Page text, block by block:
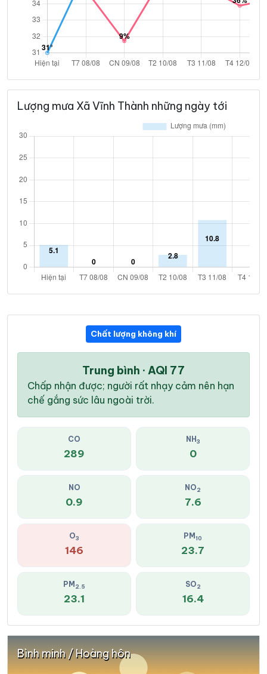
Lượng mưa Xã Vĩnh Thành những ngày tới
Chất lượng không khí
Trung bình · AQI 77
Chấp nhận được; người rất nhạy cảm nên hạn
chế gắng sức lâu ngoài trời.
CO
289
NH 3
0
NO
0.9
NO2
7.6
O3
146
PM 10
23.7
PM 2.5
23.1
SO2
16.4
Bình minh / Hoàng hôn